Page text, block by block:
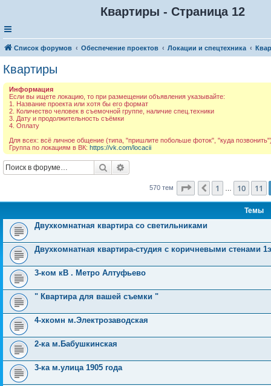
Квартиры - Страница 12
Список форумов Обеспечение проектов Локации и спецтехника
Квартиры
Информация
Если вы ищете локацию, то при размещении объявления указывайте:
1. Название проекта или хотя бы его формат
2. Количество человек в съемочной группе, наличие спец.техники
3. Дату и продолжительность съёмки
4. Оплату
Для всех: всё личное общение (типа, "пришлите побольше фоток", "куда
Группа по локациям в ВК: https://vk.com/locacii
Поиск
570 тем Страница 12из 23
Пред.
1 10 11
Темы
Двухкомнатная квартира со светильниками
Двухкомнатная квартира-студия c коричневыми стенами
3-ком кВ . Метро Алтуфьево
" Квартира для вашей съемки "
4-хкомн м.Электрозаводская
2-ка м.Бабушкинская
3-ка м.улица 1905 года